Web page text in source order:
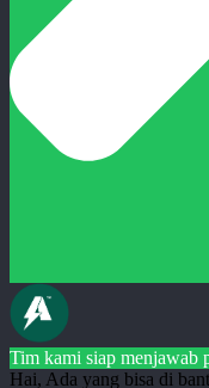
Tim kami siap menjawab
Hai, Ada yang bisa di